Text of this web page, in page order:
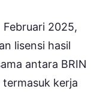
2025,
lisensi hasil
antara BRIN
kerja